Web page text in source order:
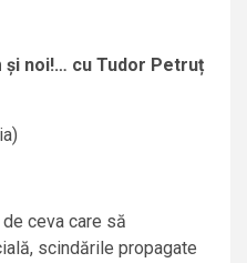
și noi!… cu Tudor Petruț
ceva care să
scindările propagate